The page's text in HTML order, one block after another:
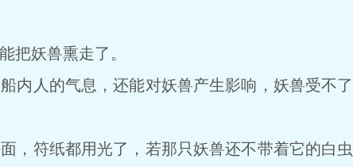
妖兽熏走了。
人的气息，还能对妖兽产生影响，妖兽受不了
符纸都用光了，若那只妖兽还不带着它的白